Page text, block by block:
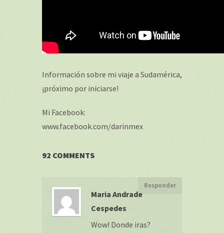
Información sobre mi viaje a Sudamérica,
¡próximo por iniciarse!
Mi Facebook:
www.facebook.com/darinmex
92 COMMENTS
Maria Andrade
Cespedes
Responder
Wow! Donde iras?